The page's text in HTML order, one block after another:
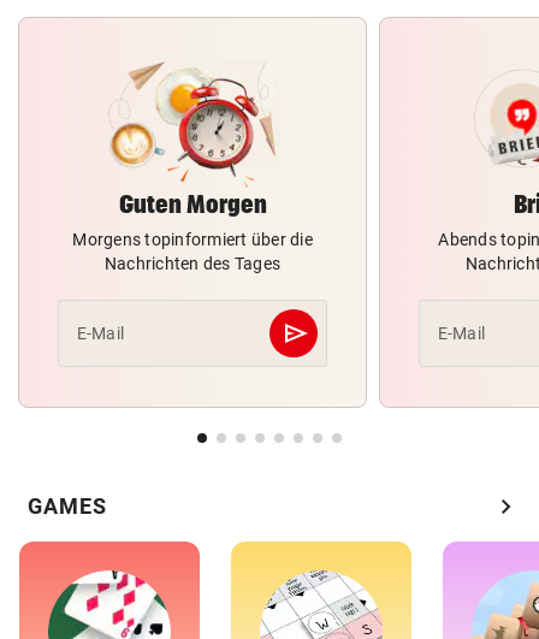
Guten Morgen
Morgens topinformiert über die
Nachrichten des Tages
E-Mail send
Abschicken
Abends
E-Mail
GAMES chevron_right